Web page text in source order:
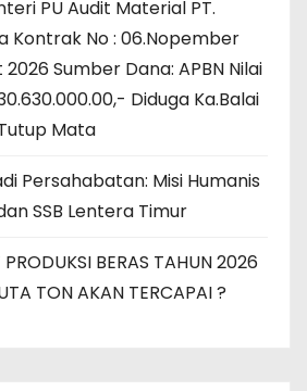
PU Audit Material PT.
Kontrak No : 06.Nopember
2026 Sumber Dana: APBN Nilai
Diduga Ka.Balai
Mata
Persahabatan: Misi Humanis
SSB Lentera Timur
BERAS TAHUN 2026
TON AKAN TERCAPAI ?